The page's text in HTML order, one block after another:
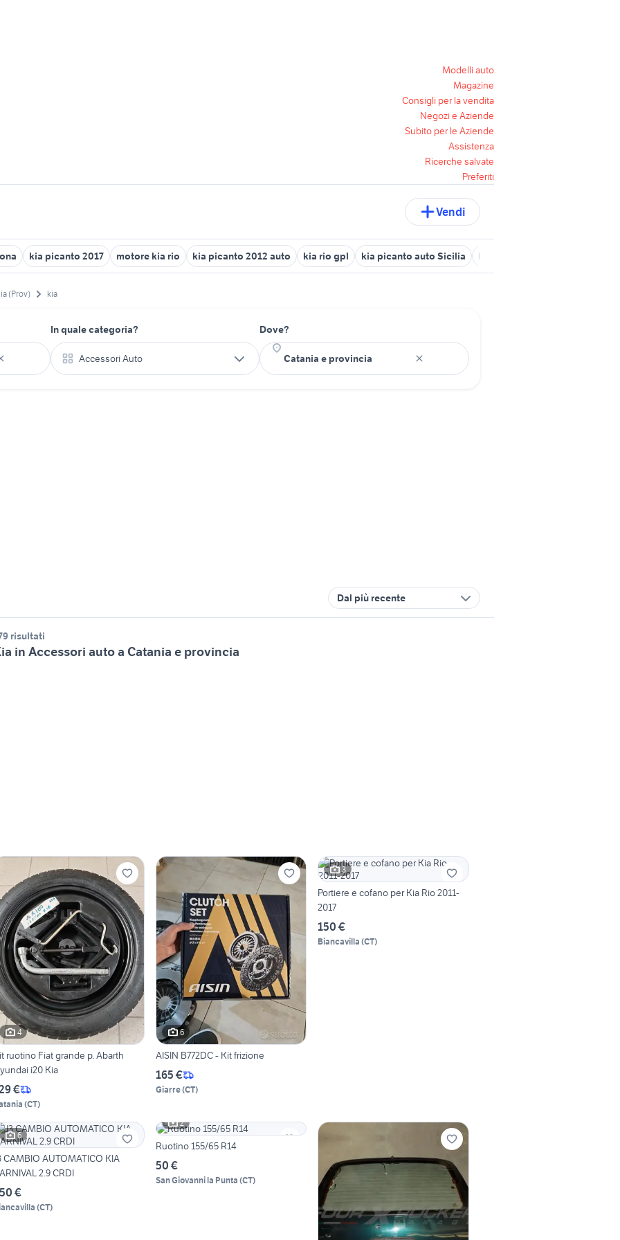
Modelli auto
Magazine
Consigli per la vendita
Negozi e Aziende
Subito per le Aziende
Assistenza
Ricerche salvate
Preferiti
Vendi
kia picanto 2017 motore kia rio kia picanto 2012 auto kia rio gpl kia picanto auto Sicilia kia venga usata
(Prov) kia
In quale categoria?
Accessori Auto
Dove?
Dal più recente
risultati
in Accessori auto a Catania e provincia
4
ruotino Fiat grande p. Abarth
i20 Kia
€
(CT)
6
AISIN B772DC - Kit frizione
165 €
Giarre(CT)
3
Portiere e cofano per Kia Rio 2011-
2017
150 €
Biancavilla (CT)
6
CAMBIO AUTOMATICO KIA
2.9 CRDI
€
(CT)
2
Ruotino 155/65 R14
50 €
San Giovanni la Punta (CT)